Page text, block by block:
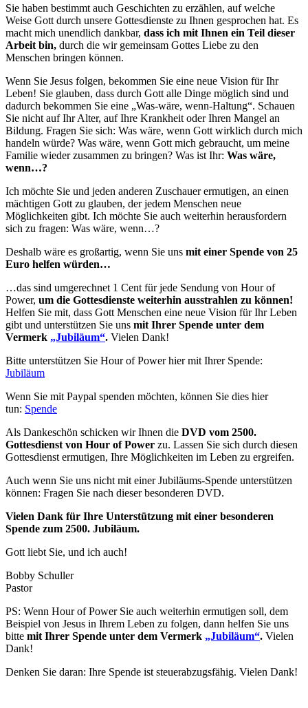
Sie haben bestimmt auch Geschichten zu erzählen, auf welche
Weise Gott durch unsere Gottesdienste zu Ihnen gesprochen hat. Es
macht mich unendlich dankbar, dass ich mit Ihnen ein Teil dieser
Arbeit bin, durch die wir gemeinsam Gottes Liebe zu den
Menschen bringen können.
Wenn Sie Jesus folgen, bekommen Sie eine neue Vision für Ihr
Leben! Sie glauben, dass durch Gott alle Dinge möglich sind und
dadurch bekommen Sie eine „Was-wäre, wenn-Haltung“. Schauen
Sie nicht auf Ihr Alter, auf Ihre Krankheit oder Ihren Mangel an
Bildung. Fragen Sie sich: Was wäre, wenn Gott wirklich durch mich
handeln würde? Was wäre, wenn Gott mich gebraucht, um meine
Familie wieder zusammen zu bringen? Was ist Ihr: Was wäre,
wenn…?
Ich möchte Sie und jeden anderen Zuschauer ermutigen, an einen
mächtigen Gott zu glauben, der jedem Menschen neue
Möglichkeiten gibt. Ich möchte Sie auch weiterhin herausfordern
sich zu fragen: Was wäre, wenn…?
Deshalb wäre es großartig, wenn Sie uns mit einer Spende von 25
Euro helfen würden…
…das sind umgerechnet 1 Cent für jede Sendung von Hour of
Power, um die Gottesdienste weiterhin ausstrahlen zu können!
Helfen Sie mit, dass Gott Menschen eine neue Vision für Ihr Leben
gibt und unterstützen Sie uns mit Ihrer Spende unter dem
Vermerk „Jubiläum“. Vielen Dank!
Bitte unterstützen Sie Hour of Power hier mit Ihrer Spende:
Jubiläum
Wenn Sie mit Paypal spenden möchten, können Sie dies hier
tun: Spende
Als Dankeschön schicken wir Ihnen die DVD vom 2500.
Gottesdienst von Hour of Power zu. Lassen Sie sich durch diesen
Gottesdienst ermutigen, Ihre Möglichkeiten im Leben zu ergreifen.
Auch wenn Sie uns nicht mit einer Jubiläums-Spende unterstützen
können: Fragen Sie nach dieser besonderen DVD.
Vielen Dank für Ihre Unterstützung mit einer besonderen
Spende zum 2500. Jubiläum.
Gott liebt Sie, und ich auch!
Bobby Schuller
Pastor
PS: Wenn Hour of Power Sie auch weiterhin ermutigen soll, dem
Beispiel von Jesus in Ihrem Leben zu folgen, dann helfen Sie uns
bitte mit Ihrer Spende unter dem Vermerk „Jubiläum“. Vielen
Dank!
Denken Sie daran: Ihre Spende ist steuerabzugsfähig. Vielen Dank!